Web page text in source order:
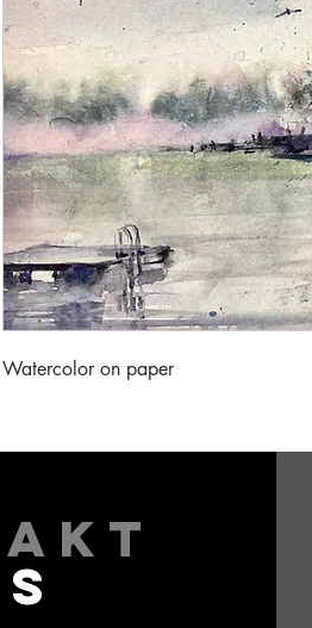
Watercolor on paper